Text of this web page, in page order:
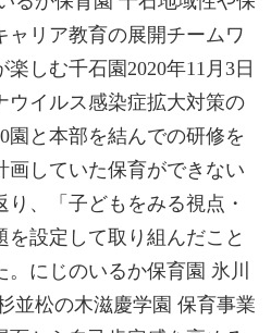
ャリア教育の展開チームワ
しむ千石園2020年11月3日
ウイルス感染症拡大対策の
園と本部を結んでの研修を
画していた保育ができない
、「子どもをみる視点・
設定して取り組んだこと
にじのいるか保育園 氷川
並松の木滋慶学園 保育事業